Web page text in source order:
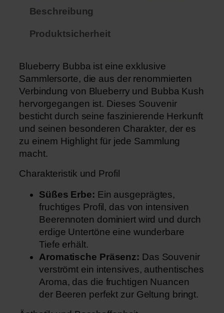
b
a
–
C
a
l
i
(
3
Beschreibung
Produktsicherheit
Blueberry Bubba ist eine exklusive
Sammlersorte, die aus der renommierten
Verbindung von Blueberry und Bubba Kush
hervorgegangen ist. Dieses Souvenir
besticht durch seine faszinierende Herkunft
und seinen besonderen Charakter, der es
zu einem Highlight für jede Sammlung
macht.
Charakteristik und Profil
Süßes Erbe: Ein ausgeprägtes,
fruchtiges Profil, das von intensiven
Beerennoten dominiert wird und durch
erdige Untertöne eine wunderbare
Tiefe erhält.
Aromatische Präsenz: Das Souvenir
verströmt ein intensives, authentisches
Aroma, das die fruchtigen Nuancen
der Beeren perfekt zur Geltung bringt.